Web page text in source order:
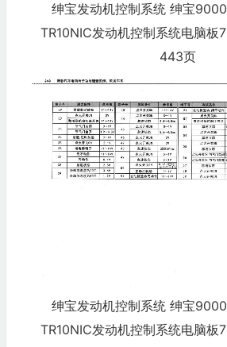
绅宝发动机控制系统 绅宝
TR10NIC发动机控制系统电脑板
443页
绅宝发动机控制系统 绅宝
TR10NIC发动机控制系统电脑板